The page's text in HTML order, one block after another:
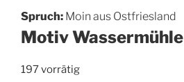
Spruch: Moin aus Ostfriesland
Motiv Wassermühle
197 vorrätig